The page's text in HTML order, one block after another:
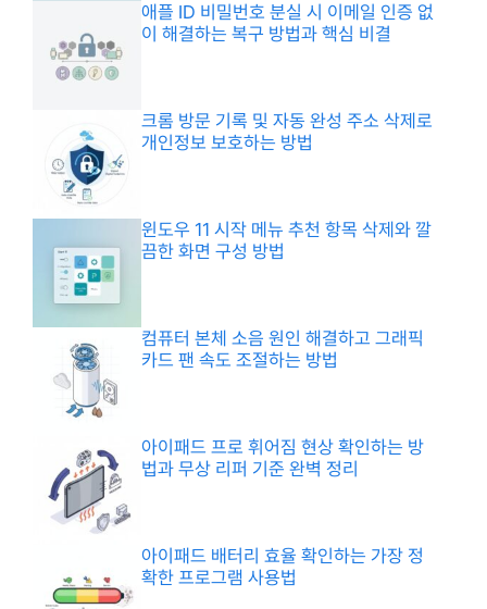
애플 ID 비밀번호 분실 시 이메일 인증 없
이 해결하는 복구 방법과 핵심 비결
크롬 방문 기록 및 자동 완성 주소 삭제로
개인정보 보호하는 방법
윈도우 11 시작 메뉴 추천 항목 삭제와 깔
끔한 화면 구성 방법
컴퓨터 본체 소음 원인 해결하고 그래픽
카드 팬 속도 조절하는 방법
아이패드 프로 휘어짐 현상 확인하는 방
법과 무상 리퍼 기준 완벽 정리
아이패드 배터리 효율 확인하는 가장 정
확한 프로그램 사용법